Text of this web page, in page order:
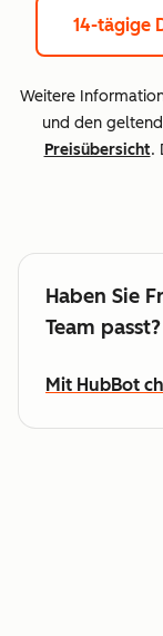
14-tägige
Weitere
und den
Preisübersicht.
Haben Sie
Team passt?
Mit HubBot